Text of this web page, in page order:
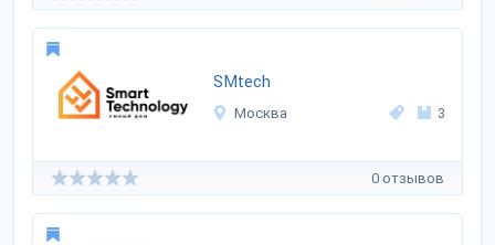
SMtech
Москва 3
0 отзывов